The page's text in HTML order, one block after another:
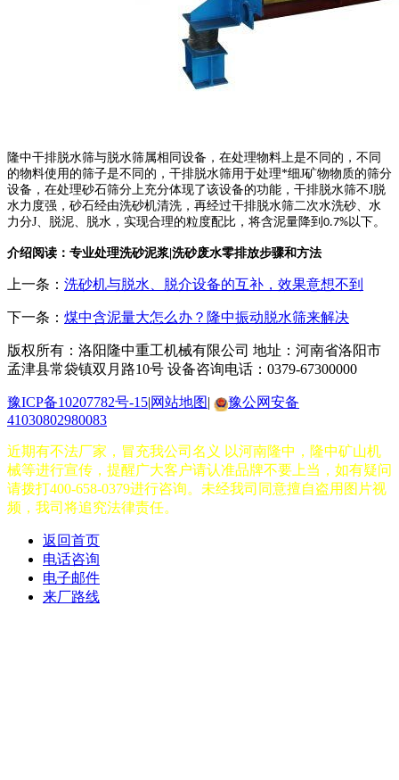
隆中干排脱水筛与脱水筛属相同设备，在处理物料上是不同的，不同
的物料使用的筛子是不同的，干排脱水筛用于处理*细J矿物物质的筛分
设备，在处理砂石筛分上充分体现了该设备的功能，干排脱水筛不J脱
水力度强，砂石经由洗砂机清洗，再经过干排脱水筛二次水洗砂、水
力分J、脱泥、脱水，实现合理的粒度配比，将含泥量降到 0.7%以下。
介绍阅读： 专业处理洗砂泥浆|洗砂废水零排放步骤和方法
上一条： 洗砂机与脱水、脱介设备的互补，效果意想不到
下一条： 煤中含泥量大怎么办？隆中振动脱水筛来解决
版权所有：洛阳隆中重工机械有限公司 地址：河南省洛阳市
孟津县常袋镇双月路10号 设备咨询电话：0379-67300000
豫ICP备10207782号-15|网站地图|
豫公网安备
41030802980083
近期有不法厂家，冒充我公司名义 以河南隆中，隆中矿山机
械等进行宣传，提醒广大客户请认准品牌不要上当，如有疑问
请拨打400-658-0379进行咨询。未经我司同意擅自盗用图片视
频，我司将追究法律责任。
返回首页
电话咨询
电子邮件
来厂路线